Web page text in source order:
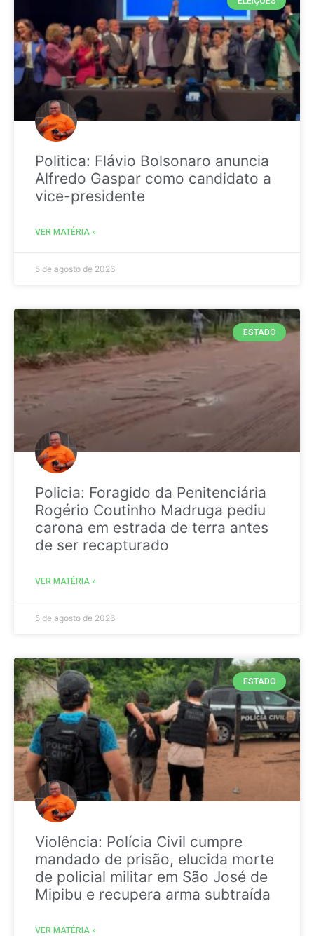
Politica: Flávio Bolsonaro anuncia
Alfredo Gaspar como candidato a
vice-presidente
VER MATÉRIA »
5 de agosto de 2026
ESTADO
Policia: Foragido da Penitenciária
Rogério Coutinho Madruga pediu
carona em estrada de terra antes
de ser recapturado
VER MATÉRIA »
5 de agosto de 2026
ESTADO
Violência: Polícia Civil cumpre
mandado de prisão, elucida morte
de policial militar em São José de
Mipibu e recupera arma subtraída
VER MATÉRIA »